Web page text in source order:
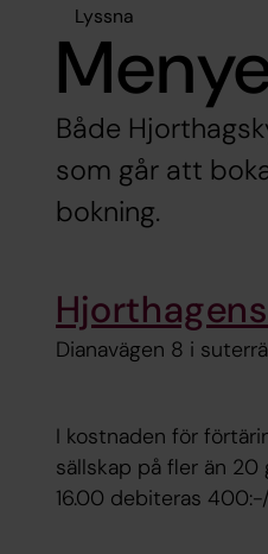
Lyssna
Både
som går att
bokning.
Dianavägen 8 i
I kostnaden för
sällskap på fler än
16.00 debiteras